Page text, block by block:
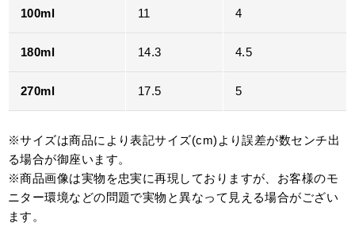
100ml 11 4
180ml 14.3 4.5
270ml 17.5 5
※サイズは商品により表記サイズ(cm)より誤差が数センチ出
る場合が御座います。
※商品画像は実物を忠実に再現しておりますが、お客様のモ
ニター環境などの問題で実物と異なって見える場合がござい
ます。